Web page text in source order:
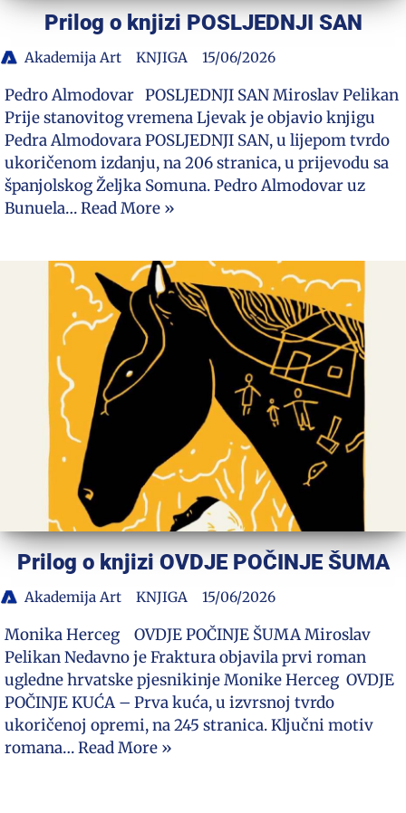
Prilog o knjizi POSLJEDNJI SAN
Akademija Art KNJIGA 15/06/2026
Pedro Almodovar POSLJEDNJI SAN Miroslav Pelikan
Prije stanovitog vremena Ljevak je objavio knjigu
Pedra Almodovara POSLJEDNJI SAN, u lijepom tvrdo
ukoričenom izdanju, na 206 stranica, u prijevodu sa
španjolskog Željka Somuna. Pedro Almodovar uz
Bunuela…Read More »
Prilog o knjizi OVDJE POČINJE ŠUMA
Akademija Art KNJIGA 15/06/2026
Monika Herceg OVDJE POČINJE ŠUMA Miroslav
Pelikan Nedavno je Fraktura objavila prvi roman
ugledne hrvatske pjesnikinje Monike Herceg OVDJE
POČINJE KUĆA – Prva kuća, u izvrsnoj tvrdo
ukoričenoj opremi, na 245 stranica. Ključni motiv
romana…Read More »